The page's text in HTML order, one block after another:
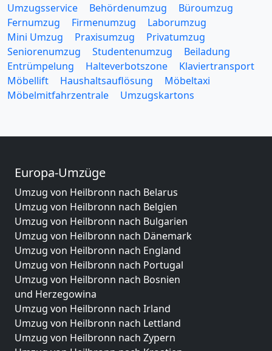
Umzugsservice Behördenumzug
Büroumzug
Fernumzug
Firmenumzug
Laborumzug
Mini Umzug
Praxisumzug
Privatumzug
Seniorenumzug
Studentenumzug
Beiladung
Entrümpelung
Halteverbotszone
Klaviertransport
Möbellift
Haushaltsauflösung
Möbeltaxi
Möbelmitfahrzentrale
Umzugskartons
Europa-Umzüge
Umzug von Heilbronn nach Belarus
Umzug von Heilbronn nach Belgien
Umzug von Heilbronn nach Bulgarien
Umzug von Heilbronn nach Dänemark
Umzug von Heilbronn nach England
Umzug von Heilbronn nach Portugal
Umzug von Heilbronn nach Bosnien
und Herzegowina
Umzug von Heilbronn nach Irland
Umzug von Heilbronn nach Lettland
Umzug von Heilbronn nach Zypern